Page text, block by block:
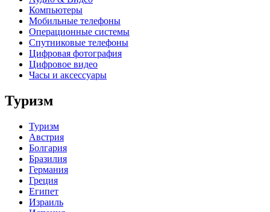
Компьютеры
Мобильные телефоны
Операционные системы
Спутниковые телефоны
Цифровая фотография
Цифровое видео
Часы и аксессуары
Туризм
Туризм
Австрия
Болгария
Бразилия
Германия
Греция
Египет
Израиль